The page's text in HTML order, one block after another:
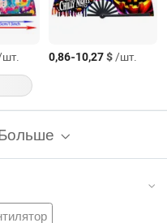
0,86-10,27$/шт.